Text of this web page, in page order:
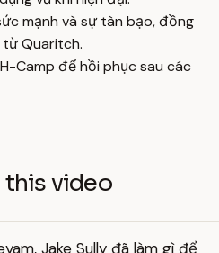
mạnh và sự tàn bạo, đồng
Quaritch.
Camp để hồi phục sau các
video
Jake Sully đã làm gì để